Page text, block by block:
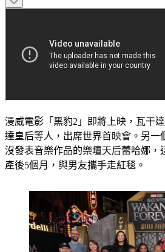
漫威電影「黑豹2」即將上映，瓦干
達皇后等人，出席世界首映會。另一
沒發表音樂作品的樂壇天后蕾哈娜，
產後5個月，與男友攜手走紅毯。